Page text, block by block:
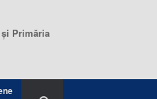
Primăria